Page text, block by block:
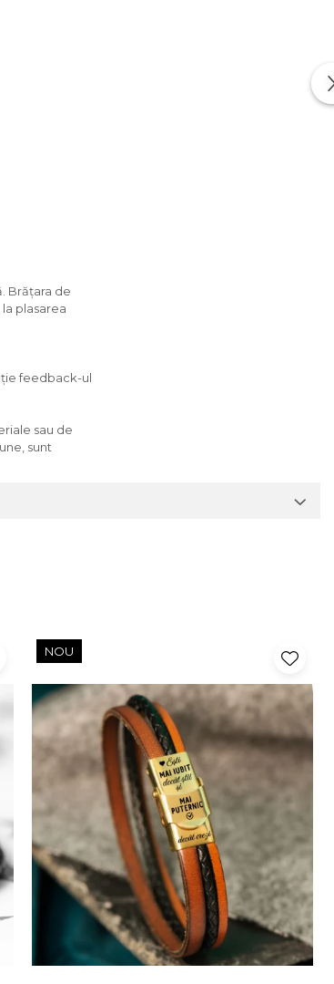
Brățara de
plasarea
feedback-ul
sau de
sunt
NOU